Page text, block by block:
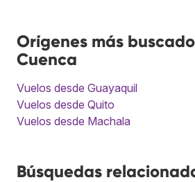
Orígenes más
Cuenca
Vuelos desde Guayaquil
Vuelos desde Quito
Vuelos desde Machala
Búsquedas